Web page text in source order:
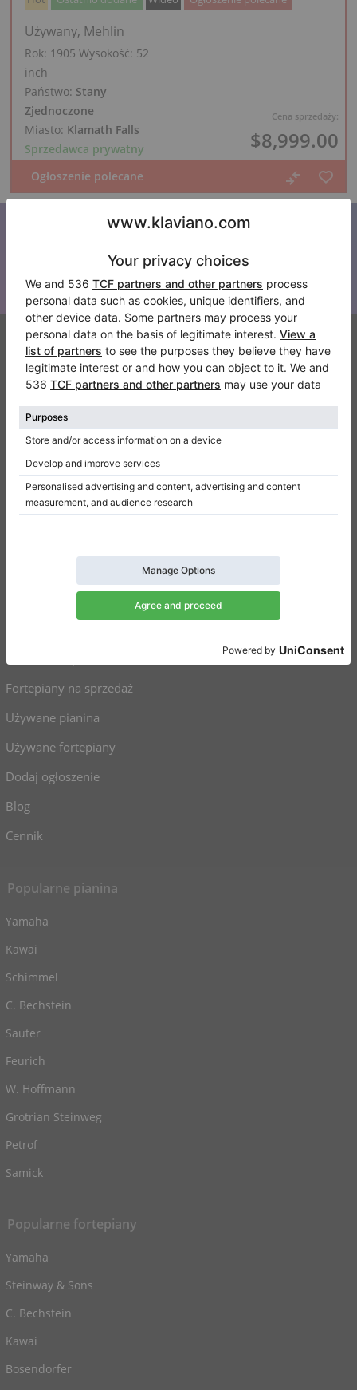
Cena sprzedaży:
$8,999.00
Używany, Mehlin
Rok: 1905 Wysokość: 52
inch
Państwo: Stany
Zjednoczone
Miasto: Klamath Falls
Sprzedawca prywatny
Zapisz się do naszego newslettera
Klaviano
Częste pytania
Kontakt
O nas
Dodaj opinie
Regulamin
Ustawienia uzyskiwania zgody
Pianina na sprzedaż
Fortepiany na sprzedaż
Używane pianina
Używane fortepiany
Dodaj ogłoszenie
Blog
Cennik
Popularne pianina
Yamaha
Kawai
Schimmel
C. Bechstein
Sauter
Feurich
W. Hoffmann
Grotrian Steinweg
Petrof
Samick
Popularne fortepiany
Yamaha
Steinway & Sons
C. Bechstein
Kawai
Bosendorfer